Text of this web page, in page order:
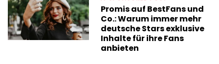
Promis auf BestFans und
Co.: Warum immer mehr
deutsche Stars exklusive
Inhalte für ihre Fans
anbieten